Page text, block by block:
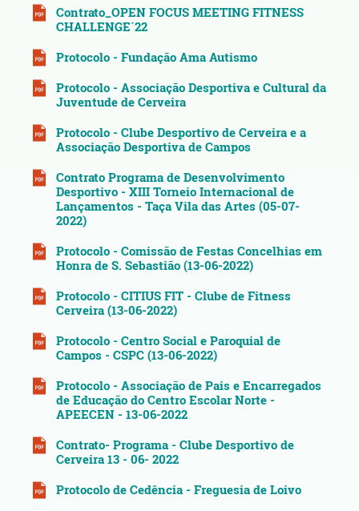
Contrato_OPEN FOCUS MEETING FITNESS
CHALLENGE´22
Protocolo - Fundação Ama Autismo
Protocolo - Associação Desportiva e Cultural da
Juventude de Cerveira
Protocolo - Clube Desportivo de Cerveira e a
Associação Desportiva de Campos
Contrato Programa de Desenvolvimento
Desportivo - XIII Torneio Internacional de
Lançamentos - Taça Vila das Artes (05-07-
2022)
Protocolo - Comissão de Festas Concelhias em
Honra de S. Sebastião (13-06-2022)
Protocolo - CITIUS FIT - Clube de Fitness
Cerveira (13-06-2022)
Protocolo - Centro Social e Paroquial de
Campos - CSPC (13-06-2022)
Protocolo - Associação de Pais e Encarregados
de Educação do Centro Escolar Norte -
APEECEN - 13-06-2022
Contrato- Programa - Clube Desportivo de
Cerveira 13 - 06- 2022
Protocolo de Cedência - Freguesia de Loivo